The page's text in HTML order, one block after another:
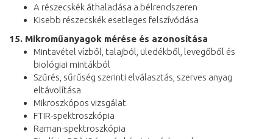
A részecskék áthaladása a bélrendszeren
Kisebb részecskék esetleges felszívódása
15. Mikroműanyagok mérése és azonosítása
Mintavétel vízből, talajból, üledékből, levegőből és
biológiai mintákból
Szűrés, sűrűség szerinti elválasztás, szerves anyag
eltávolítása
Mikroszkópos vizsgálat
FTIR-spektroszkópia
Raman-spektroszkópia